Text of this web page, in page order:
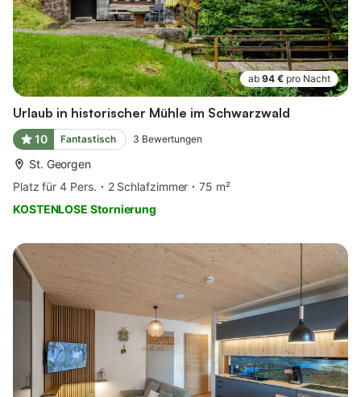
ab 94 € pro Nacht
Urlaub in historischer Mühle im Schwarzwald
10 Fantastisch 3 Bewertungen
St. Georgen
Platz für 4 Pers.
2 Schlafzimmer
75 m²
KOSTENLOSE Stornierung